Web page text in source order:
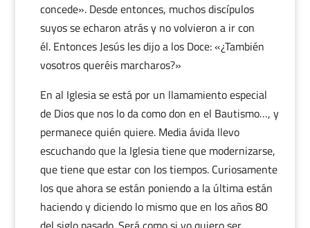
concede». Desde entonces, muchos discípulos
suyos se echaron atrás y no volvieron a ir con
él. Entonces Jesús les dijo a los Doce: «¿También
vosotros queréis marcharos?»
En al Iglesia se está por un llamamiento especial
de Dios que nos lo da como don en el Bautismo…, y
permanece quién quiere. Media ávida llevo
escuchando que la Iglesia tiene que modernizarse,
que tiene que estar con los tiempos. Curiosamente
los que ahora se están poniendo a la última están
haciendo y diciendo lo mismo que en los años 80